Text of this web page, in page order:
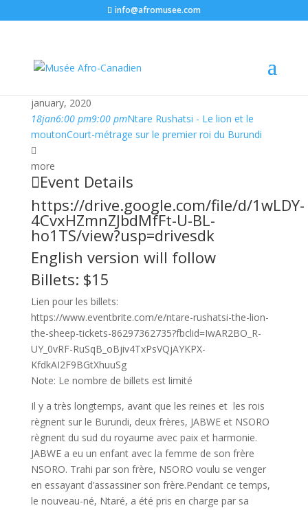
info@afromusee.com
january, 2020
18jan6:00 pm9:00 pmNtare Rushatsi - Le lion et le
moutonCourt-métrage sur le premier roi du Burundi
more
Event Details
https://drive.google.com/file/d/1wLDY-
4CvxHZmnZJbdMfFt-U-BL-
ho1TS/view?usp=drivesdk
English version will follow
Billets: $15
Lien pour les billets:
https://www.eventbrite.com/e/ntare-rushatsi-the-lion-
the-sheep-tickets-86297362735?fbclid=IwAR2BO_R-
UY_0vRF-RuSqB_oBjiv4TxPsVQjAYKPX-
KfdkAI2F9BGtXhuuSg
Note: Le nombre de billets est limité
Il y a très longtemps, avant que les reines et les rois
règnent sur le Burundi, deux frères, JABWE et NSORO
règnent du sud du royaume avec paix et harmonie.
JABWE a eu un enfant avec la femme de son frère
NSORO. Trahi par son frère, NSORO voulu se venger
en essayant d’assassiner son frère.Pendant ce temps,
le nouveau-né, Ntaré, a été pris en charge par sa